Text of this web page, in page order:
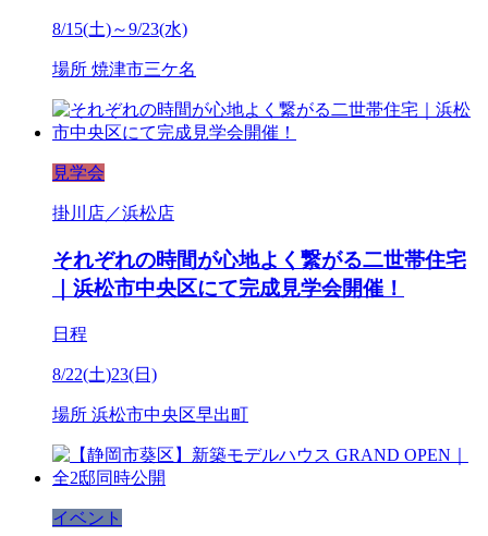
8/15(土)～9/23(水)
場所 焼津市三ケ名
見学会
掛川店／浜松店
それぞれの時間が心地よく繋がる二世帯住宅
｜浜松市中央区にて完成見学会開催！
日程
8/22(土)23(日)
場所 浜松市中央区早出町
イベント